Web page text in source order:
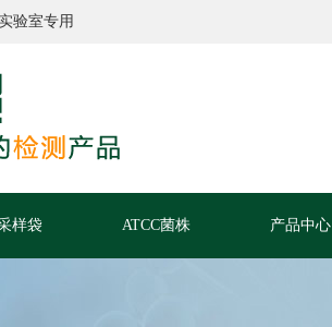
验室专用
样袋 ATCC菌株 产品中心